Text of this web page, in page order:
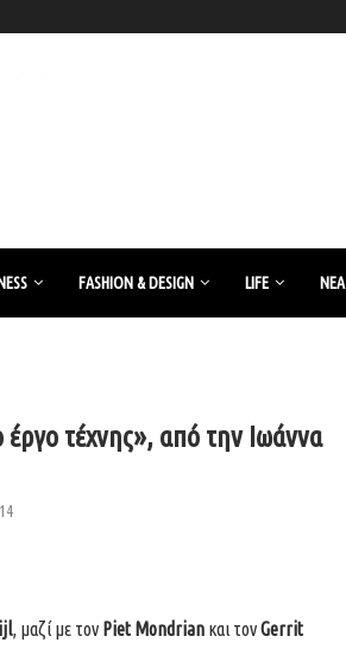
FASHION & DESIGN LIFE ΝΈΑ
τέχνης», από την Ιωάννα
, μαζί με τον Piet Mondrian και τονGerrit